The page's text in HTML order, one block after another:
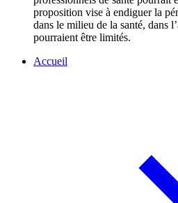
proposition vise à endiguer la
dans le milieu de la santé, dans
pourraient être limités.
Accueil